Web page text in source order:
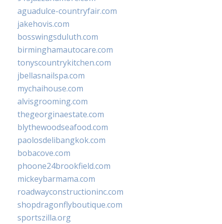
aguadulce-countryfair.com
jakehovis.com
bosswingsduluth.com
birminghamautocare.com
tonyscountrykitchen.com
jbellasnailspa.com
mychaihouse.com
alvisgrooming.com
thegeorginaestate.com
blythewoodseafood.com
paolosdelibangkok.com
bobacove.com
phoone24brookfield.com
mickeybarmama.com
roadwayconstructioninc.com
shopdragonflyboutique.com
sportszilla.org